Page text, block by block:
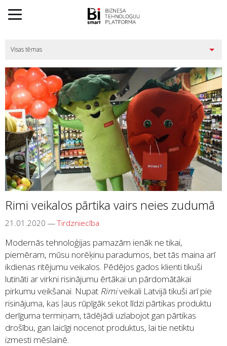
Rimi veikalos pārtika vairs neies zudumā
21.01.2020 —Tirdzniecība
Modernās tehnoloģijas pamazām ienāk ne tikai,
piemēram, mūsu norēķinu paradumos, bet tās maina arī
ikdienas ritējumu veikalos. Pēdējos gados klienti tikuši
lutināti ar virkni risinājumu ērtākai un pārdomātākai
pirkumu veikšanai. Nupat Rimiveikali Latvijā tikuši arī pie
risinājuma, kas ļaus rūpīgāk sekot līdzi pārtikas produktu
derīguma termiņam, tādējādi uzlabojot gan pārtikas
drošību, gan laicīgi nocenot produktus, lai tie netiktu
izmesti mēslainē.